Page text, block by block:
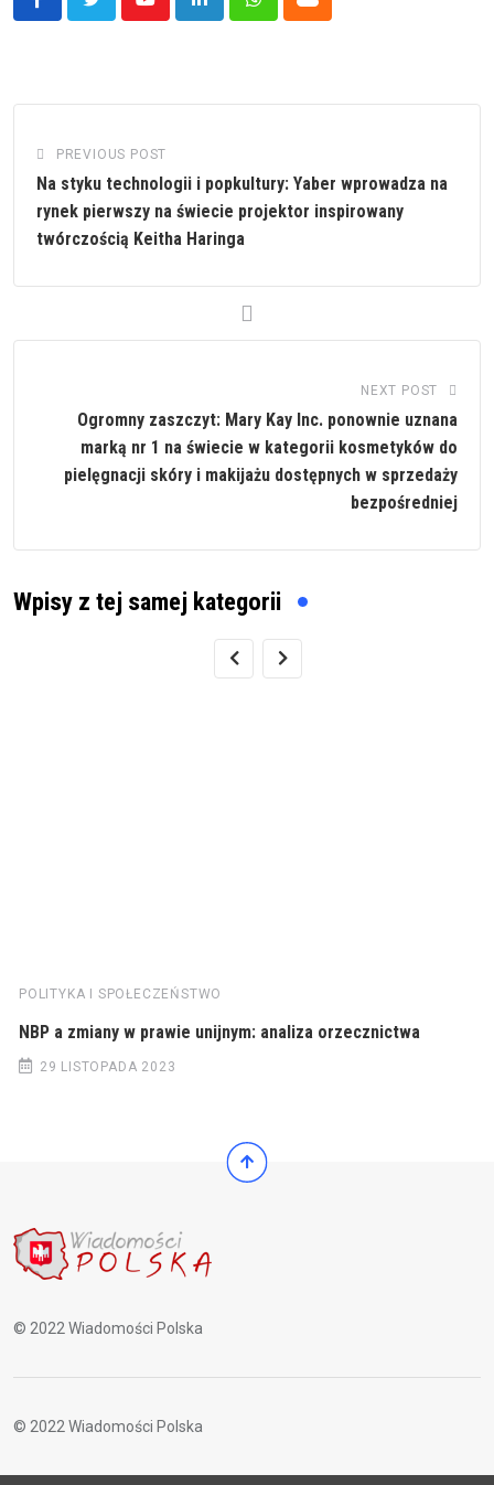
YoutubeLinkedInWhatsappCloud
PREVIOUS POST
Na styku technologii i popkultury: Yaber wprowadza na
rynek pierwszy na świecie projektor inspirowany
twórczością Keitha Haringa
NEXT POST
Ogromny zaszczyt: Mary Kay Inc. ponownie uznana
marką nr 1 na świecie w kategorii kosmetyków do
pielęgnacji skóry i makijażu dostępnych w sprzedaży
bezpośredniej
Wpisy z tej samej kategorii
POLITYKA I SPOŁECZEŃSTWO
NBP a zmiany w prawie unijnym: analiza orzecznictwa
29 LISTOPADA 2023
© 2022 Wiadomości Polska
© 2022 Wiadomości Polska